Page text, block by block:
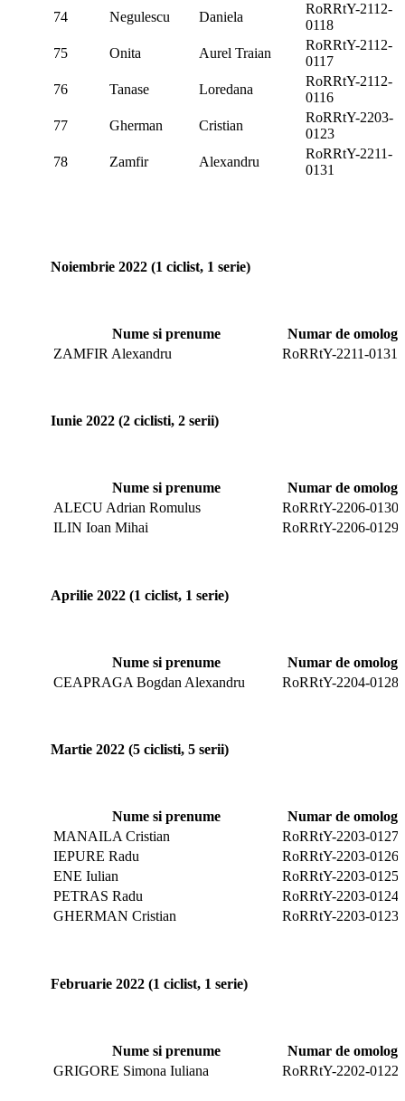
74
Negulescu Daniela
RoRRtY-2112-
0118
75
Onita Aurel Traian
RoRRtY-2112-
0117
76
Tanase Loredana
RoRRtY-2112-
0116
77
Gherman Cristian
RoRRtY-2203-
0123
78
Zamfir Alexandru
RoRRtY-2211-
0131
Noiembrie 2022 (1 ciclist, 1 serie)
Nume si prenume
Numar de
ZAMFIR Alexandru
RoRRtY-2211-0131
Iunie 2022 (2 ciclisti, 2 serii)
Nume si prenume
Numar de
ALECU Adrian Romulus
RoRRtY-2206-0130
ILIN Ioan Mihai
RoRRtY-2206-0129
Aprilie 2022 (1 ciclist, 1 serie)
Nume si prenume
Numar de
CEAPRAGA Bogdan Alexandru
RoRRtY-2204-0128
Martie 2022 (5 ciclisti, 5 serii)
Nume si prenume
Numar de
MANAILA Cristian
RoRRtY-2203-0127
IEPURE Radu
RoRRtY-2203-0126
ENE Iulian
RoRRtY-2203-0125
PETRAS Radu
RoRRtY-2203-0124
GHERMAN Cristian
RoRRtY-2203-0123
Februarie 2022 (1 ciclist, 1 serie)
Nume si prenume
Numar de
GRIGORE Simona Iuliana
RoRRtY-2202-0122